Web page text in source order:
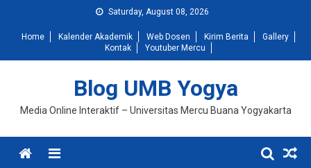
content
Saturday, August 08, 2026
Home Kalender Akademik Web Dosen Kirim Berita
Gallery
Kontak
Youtuber Mercu
Blog UMB Yogya
Media Online Interaktif – Universitas Mercu Buana Yogyakarta
Menu